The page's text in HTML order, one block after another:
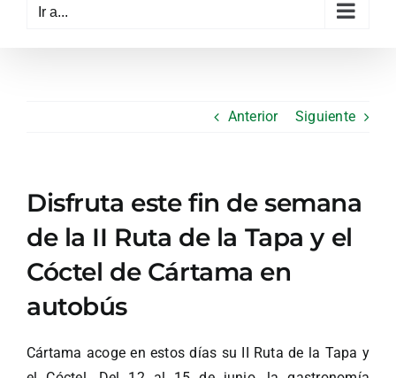
Ir a...
Anterior Siguiente
Disfruta este fin de semana
de la II Ruta de la Tapa y el
Cóctel de Cártama en
autobús
Cártama acoge en estos días su II Ruta de la Tapa y